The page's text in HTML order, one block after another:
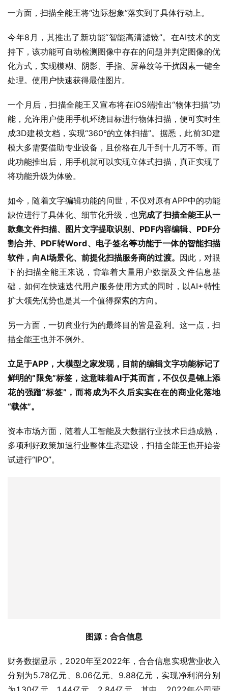
一方面，扫描全能王将“边际想象”落实到了具体行动上。
今年8月，其推出了新功能“智能高清滤镜”。在AI技术的支
持下，该功能可自动检测图像中存在的问题并判定图像的优
化方式，实现模糊、阴影、手指、屏幕纹等干扰因素一键全
处理。使用户快速获得最佳图片。
一个月后，扫描全能王又宣布将在iOS端推出“物体扫描”功
能，允许用户使用手机环绕目标进行物体扫描，便可实时生
成3D建模文档，实现“360°的立体扫描”。据悉，此前3D建
模大多需要借助专业设备，且价格在几千到十几万不等。而
此功能推出后，用手机就可以实现立体式扫描，真正实现了
将功能升级为体验。
如今，随着文字编辑功能的问世，不仅对原有APP中的功能
缺位进行了具体化、细节化升级，也完成了扫描全能王从一
款集文件扫描、图片文字提取识别、PDF内容编辑、PDF分
割合并、PDF转Word、电子签名等功能于一体的智能扫描
软件，向AI场景化、前提化扫描服务商的过渡。 因此，对眼
下的扫描全能王来说，背靠着大量用户数据及文件信息基
础，如何在快速迭代用户服务使用方式的同时，以AI+特性
扩大领先优势也是其一个值得探索的方向。
另一方面，一切商业行为的最终目的皆是盈利。这一点，扫
描全能王也并不例外。
立足于APP，大模型之家发现，目前的编辑文字功能标记了
鲜明的“限免”标签，这意味着AI于其而言，不仅仅是锦上添
花的强蹭“标签”，而将成为不久后实实在在的商业化落地
“载体”。
资本市场方面，随着人工智能及大数据行业技术日趋成熟，
多项利好政策加速行业整体生态建设，扫描全能王也开始尝
试进行“IPO”。
图源：合合信息
财务数据显示，2020年至2022年，合合信息实现营业收入
分别为5.78亿元、8.06亿元、9.88亿元，实现净利润分别